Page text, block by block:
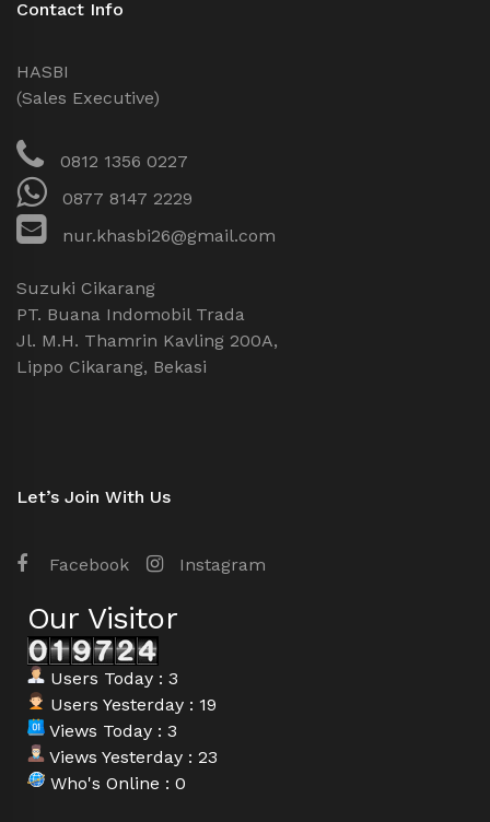
Contact Info
HASBI
(Sales Executive)
0812 1356 0227
0877 8147 2229
nur.khasbi26@gmail.com
Suzuki Cikarang
PT. Buana Indomobil Trada
Jl. M.H. Thamrin Kavling 200A,
Lippo Cikarang, Bekasi
Let’s Join With Us
Facebook Instagram
Our Visitor
Users Today : 3
Users Yesterday : 19
Views Today : 3
Views Yesterday : 23
Who's Online : 0